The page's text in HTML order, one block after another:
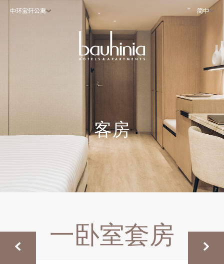
中环宝轩公寓 简中
客房
一卧室套房